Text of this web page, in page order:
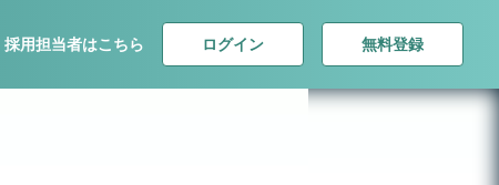
採用担当者はこちら ログイン 無料登録